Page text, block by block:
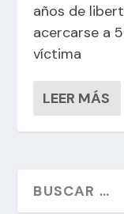
años de
acercarse a
víctima
LEER MÁS